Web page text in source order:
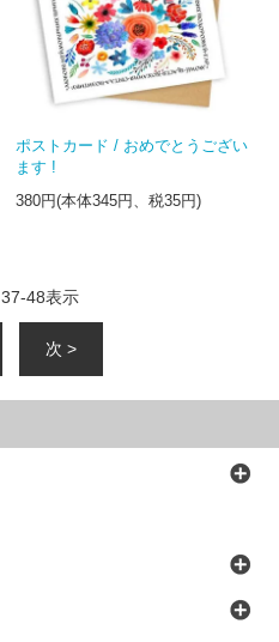
ポストカード / おめでとうござい
ます !
380円(本体345円、税35円)
37-48表示
次 >